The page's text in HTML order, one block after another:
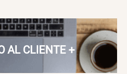
AL CLIENTE+